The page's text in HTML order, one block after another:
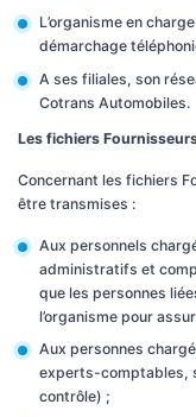
L’organisme en
démarchage
A ses filiales, son
Cotrans Automobiles.
Les fichiers
Concernant les fichiers
être transmises :
Aux personnels
administratifs et
que les personnes
l’organisme pour
Aux personnes
experts-comptables,
contrôle) ;